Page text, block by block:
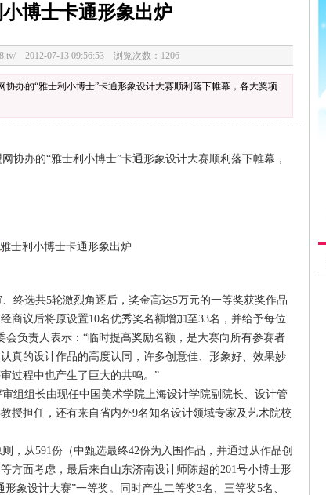
博士卡通形象出炉
2012-07-13 09:56:53 浏览次数：1206
协办的“雅士利小博士”卡通形象设计大赛顺利落下帷幕，各大奖项
协办的“雅士利小博士”卡通形象设计大赛顺利落下帷幕，
终选共5轮激烈角逐后，奖金高达5万元的一等奖获奖作品
商议后将原设置10名优秀奖名额增加至33名，并给予每位
会负责人表示：“临时提高奖励名额，是大赛向所有参赛者
真的设计作品的高度认同，许多创意佳、形象好、效果妙
过程中也产生了巨大的共鸣。”
组组长由现任中国美术学院上海设计学院副院长、设计管
授担任，还有来自省内外9名知名设计领域专家及艺术院校
，从591份（中甄选最终42份为入围作品，并通过从作品创
方面考虑，最后来自山东济南设计师陈超的201号小博士形
象设计大赛”一等奖。同时产生二等奖3名、三等奖5名、